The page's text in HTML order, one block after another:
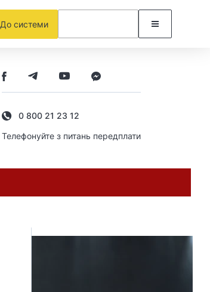
До системи
0 800 21 23 12
Телефонуйте з питань передплати